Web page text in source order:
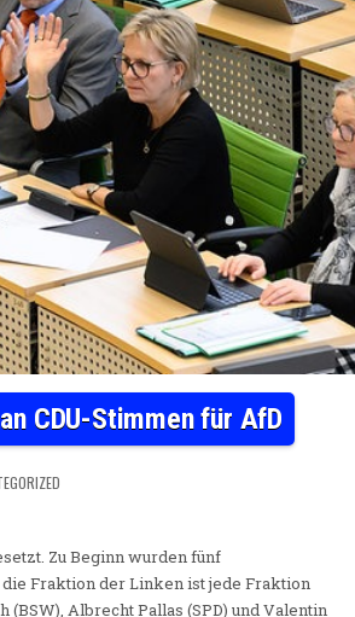
CDU-Stimmen für AfD
LANDTAG WÄHLT GEHEIMDIENST-GREMIUM: KRITIK AN CDU-
IN
Zu Beginn wurden fünf
Fraktion der Linken ist jede Fraktion
Albrecht Pallas (SPD) und Valentin